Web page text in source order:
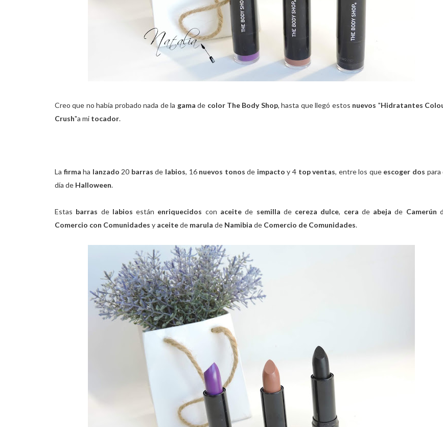
Creo que no había probado nada de la gamade color The Body Shop, hasta que llegó estos nuevos "Hidratantes
Crush"a mi tocador.
La firma ha lanzado 20 barras de labios, 16 nuevos tonos de impacto y 4 top ventas, entre los que escoger dos para
día de Halloween.
Estas barras de labios están enriquecidos con aceitede semilla de cereza dulce, cera de abeja de Camerún
Comercio con Comunidades y aceitede marula de Namibia de Comercio de Comunidades.